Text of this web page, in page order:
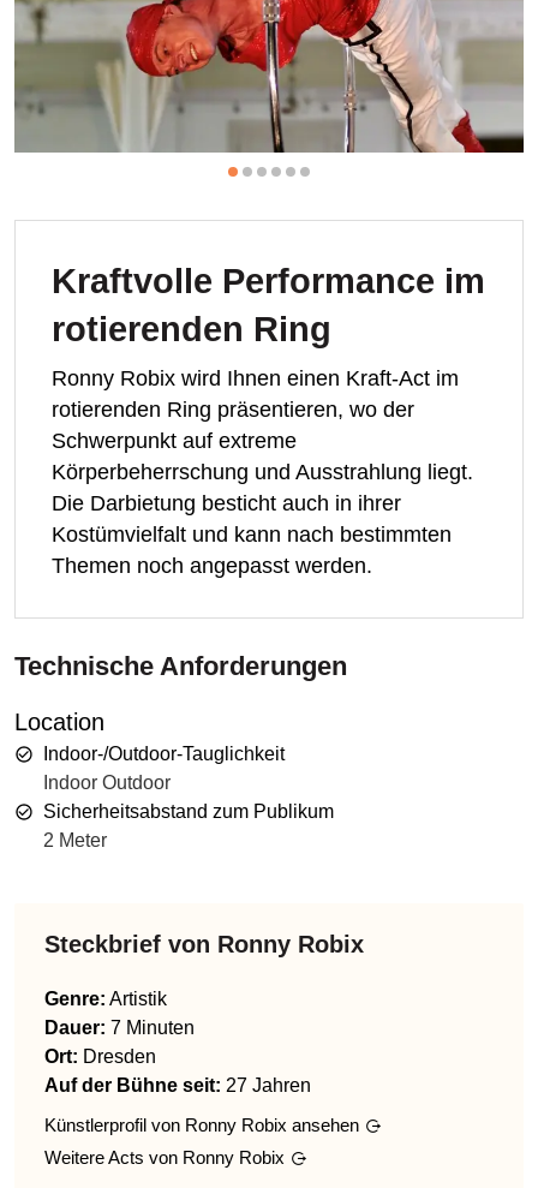
Kraftvolle Performance im
rotierenden Ring
Ronny Robix wird Ihnen einen Kraft-Act im
rotierenden Ring präsentieren, wo der
Schwerpunkt auf extreme
Körperbeherrschung und Ausstrahlung liegt.
Die Darbietung besticht auch in ihrer
Kostümvielfalt und kann nach bestimmten
Themen noch angepasst werden.
Technische Anforderungen
Location
Indoor-/Outdoor-Tauglichkeit
Indoor Outdoor
Sicherheitsabstand zum Publikum
2 Meter
Steckbrief von Ronny Robix
Genre: Artistik
Dauer: 7 Minuten
Ort: Dresden
Auf der Bühne seit: 27 Jahren
Künstlerprofil von Ronny Robix ansehen
Weitere Acts von Ronny Robix